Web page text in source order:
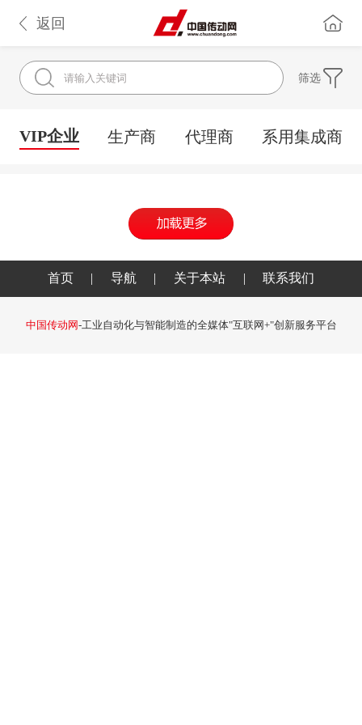
返回
筛选
VIP企业 生产商 代理商 系用集成商
首页 | 导航 | 关于本站 | 联系我们
中国传动网-工业自动化与智能制造的全媒体"互联网+"创新服务平台